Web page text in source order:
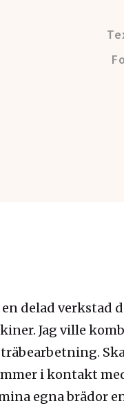
delad verkstad
Jag ville
i kontakt
egna brädor